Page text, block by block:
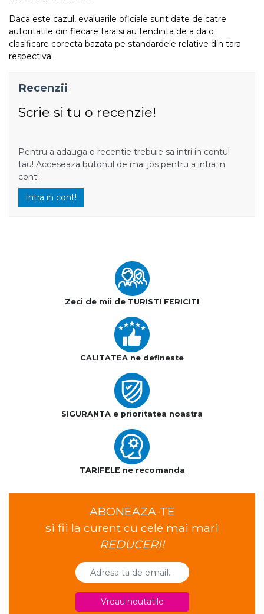
Daca este cazul, evaluarile oficiale sunt date de catre
autoritatile din fiecare tara si au tendinta de a da o
clasificare corecta bazata pe standardele relative din tara
respectiva.
Recenzii
Scrie si tu o recenzie!
Pentru a adauga o recentie trebuie sa intri in contul
tau! Acceseaza butonul de mai jos pentru a intra in
cont!
Intra in cont!
Zeci de mii de TURISTI FERICITI
CALITATEA ne defineste
SIGURANTA e prioritatea noastra
TARIFELE ne recomanda
ABONEAZA-TE
si fii la curent cu cele mai mari
REDUCERI!
Vreau noutatile